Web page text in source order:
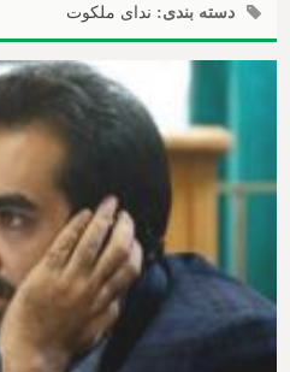
دسته بندی: ندای ملکوت